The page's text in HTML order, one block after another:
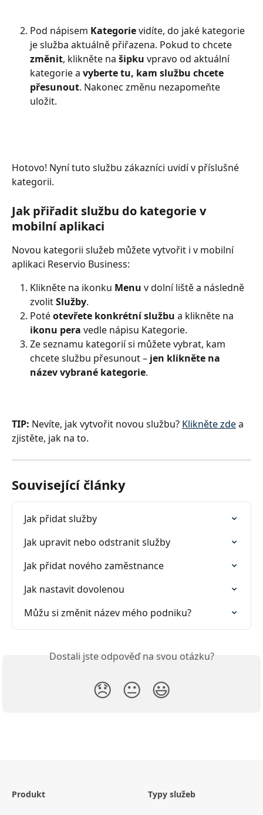
Pod nápisem Kategorie vidíte, do jaké kategorie
je služba aktuálně přiřazena. Pokud to chcete
změnit, klikněte na šipku vpravo od aktuální
kategorie a vyberte tu, kam službu chcete
přesunout. Nakonec změnu nezapomeňte
uložit.
Hotovo! Nyní tuto službu zákazníci uvidí v příslušné
kategorii.
Jak přiřadit službu do kategorie v
mobilní aplikaci
Novou kategorii služeb můžete vytvořit i v mobilní
aplikaci Reservio Business:
Klikněte na ikonku Menu v dolní liště a následně
zvolit Služby.
Poté otevřete konkrétní službu a klikněte na
ikonu pera vedle nápisu Kategorie.
Ze seznamu kategorií si můžete vybrat, kam
chcete službu přesunout – jen klikněte na
název vybrané kategorie.
TIP: Nevíte, jak vytvořit novou službu? Klikněte zde a
zjistěte, jak na to.
Související články
Jak přidat služby
Jak upravit nebo odstranit služby
Jak přidat nového zaměstnance
Jak nastavit dovolenou
Můžu si změnit název mého podniku?
Dostali jste odpověď na svou otázku?
😞 😐 😃
Produkt Typy služeb